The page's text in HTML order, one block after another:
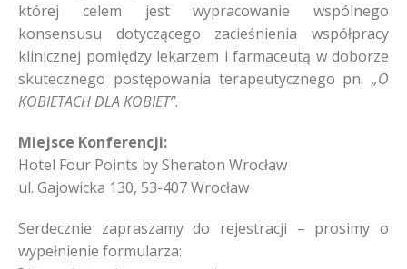
której celem jest wypracowanie wspólnego
konsensusu dotyczącego zacieśnienia współpracy
klinicznej pomiędzy lekarzem i farmaceutą w doborze
skutecznego postępowania terapeutycznego pn. „O
KOBIETACH DLA KOBIET”.
Miejsce Konferencji:
Hotel Four Points by Sheraton Wrocław
ul. Gajowicka 130, 53-407 Wrocław
Serdecznie zapraszamy do rejestracji – prosimy o
wypełnienie formularza: